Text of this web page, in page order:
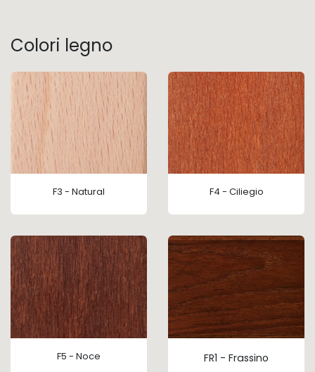
Colori legno
F3 - Natural F4 - Ciliegio
F5 - Noce FR1 - Frassino